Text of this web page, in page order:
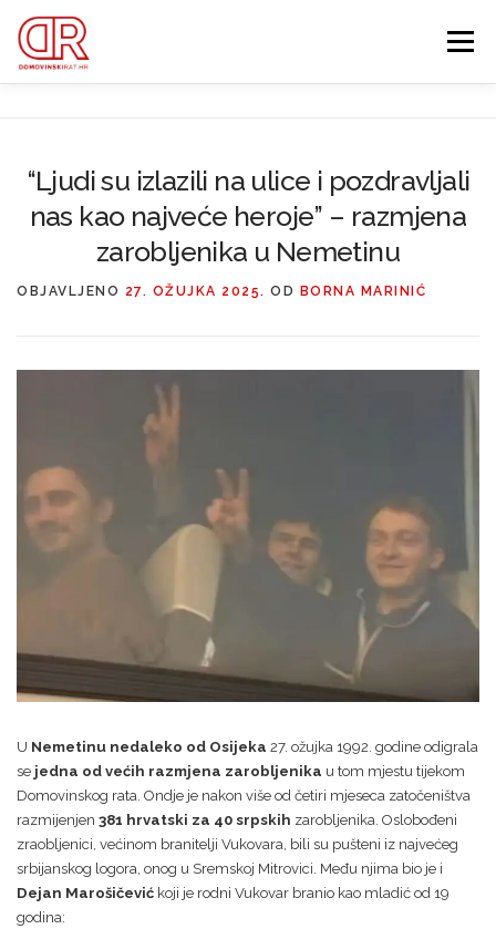
sadržaj
Izbornik
IZDVOJENE KATEGORIJE O MENI MEMBERSHIP
Search for:
Search Button
“Ljudi su izlazili na ulice i pozdravljali
nas kao najveće heroje” – razmjena
zarobljenika u Nemetinu
OBJAVLJENO 27. OŽUJKA 2025. OD BORNA MARINIĆ
U Nemetinu nedaleko od Osijeka 27. ožujka 1992. godine odigrala
se jedna od većih razmjena zarobljenika u tom mjestu tijekom
Domovinskog rata. Ondje je nakon više od četiri mjeseca zatočeništva
razmijenjen 381 hrvatski za 40 srpskih zarobljenika. Oslobođeni
zraobljenici, većinom branitelji Vukovara, bili su pušteni iz najvećeg
srbijanskog logora, onog u Sremskoj Mitrovici. Među njima bio je i
Dejan Marošičević koji je rodni Vukovar branio kao mladić od 19
godina: